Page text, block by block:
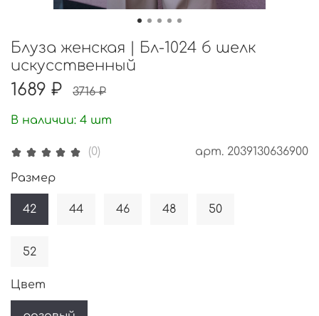
(0) арт. 2039130636900
Блуза женская | Бл-1024 б шелк
искусственный
1689 ₽ 3716 ₽
В наличии: 4 шт
Размер
42 44 46 48 50
52
Цвет